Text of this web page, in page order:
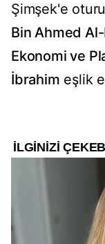
Şimşek'e
Bin Ahmed
Ekonomi ve
İbrahim eşlik